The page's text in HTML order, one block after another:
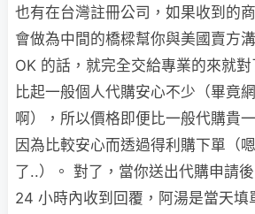
也有在台灣註冊公司，如果收到的
會做為中間的橋樑幫你與美國賣方
OK 的話，就完全交給專業的來就
比起一般個人代購安心不少（畢竟
啊），所以價格即便比一般代購貴
因為比較安心而透過得利購下單（
了..）。 對了，當你送出代購申請
24 小時內收到回覆，阿湯是當天填